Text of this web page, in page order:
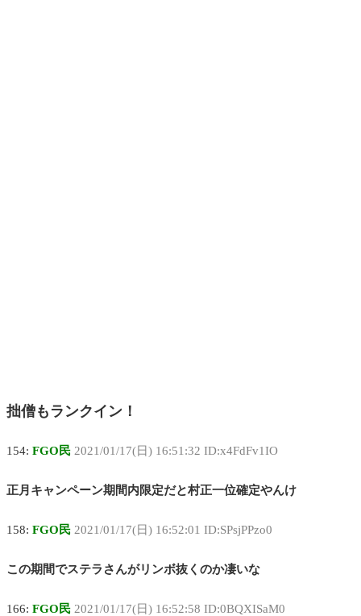
拙僧もランクイン！
154: FGO民 2021/01/17(日) 16:51:32 ID:x4FdFv1IO
正月キャンペーン期間内限定だと村正一位確定やんけ
158: FGO民 2021/01/17(日) 16:52:01 ID:SPsjPPzo0
この期間でステラさんがリンボ抜くのか凄いな
166: FGO民 2021/01/17(日) 16:52:58 ID:0BQXISaM0